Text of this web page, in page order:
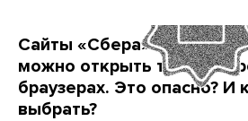
Сайты «Сбера» и других
можно открыть только в
браузерах. Это опасно? И
выбрать?